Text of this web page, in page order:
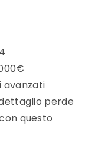
avanzati
perde
questo